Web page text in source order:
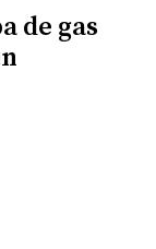
de gas